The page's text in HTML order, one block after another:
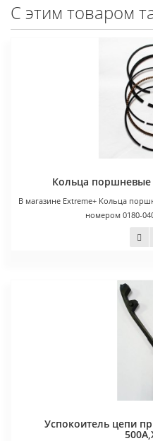
С этим товаром
Кольца поршневые
В магазине Extreme+ Кольца
номером 0180-
Успокоитель цепи